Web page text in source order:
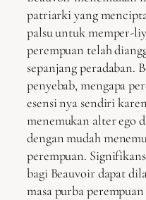
patriarki yang
palsu untuk memper-
perempuan telah
sepanjang peradaban.
penyebab, mengapa
esensi nya sendiri
menemukan alter ego
dengan mudah
perempuan.
bagi Beauvoir dapat
masa purba